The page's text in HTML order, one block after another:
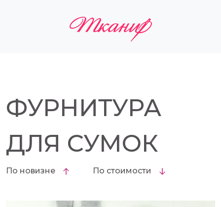
ФУРНИТУРА
ДЛЯ СУМОК
По новизне По стоимости